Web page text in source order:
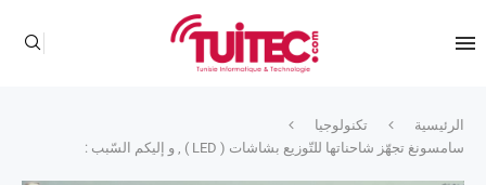
الرئيسية
تكنولوجيا
سامسونغ تجهّز شاحناتها للتّوزيع بشاشات ( LED ) , و إليكم السّبب :